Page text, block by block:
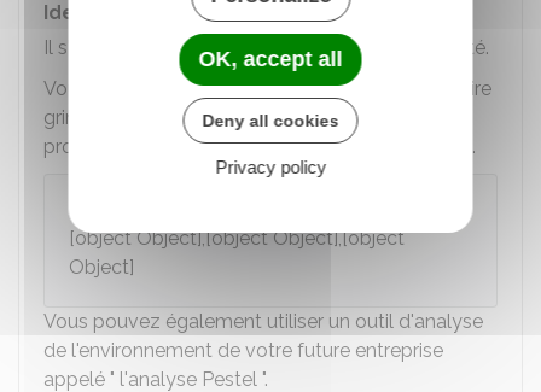
Identifier les contraintes
Il s'agit de prévoir ce qui peut freiner votre activité.
Vous devez identifier par exemple ce qui peut faire
grimper vos coûts de stockage, vos coûts de
production, de distribution et de communication.
[object Object],[object Object],[object
Object]
Vous pouvez également utiliser un outil d'analyse
de l'environnement de votre future entreprise
appelé " l'analyse Pestel ".
OK, accept all
Deny all cookies
Privacy policy